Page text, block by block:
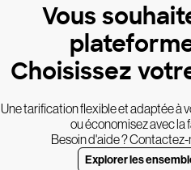
Vous
Choisissez
Une tarification flexible et adaptée à
ou économisez avec la
Besoin d'aide ? Contactez-
Explorer les